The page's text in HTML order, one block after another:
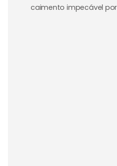
caimento impecável